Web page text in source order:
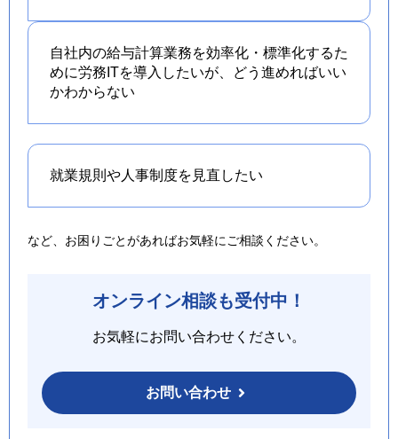
自社内の給与計算業務を効率化・標準化するた
めに労務ITを導入したいが、どう進めればいい
かわからない
就業規則や人事制度を 見直したい
など、お困りごとがあればお気軽にご相談ください。
オンライン相談も受付中！
お気軽にお問い合わせください。
お問い合わせ